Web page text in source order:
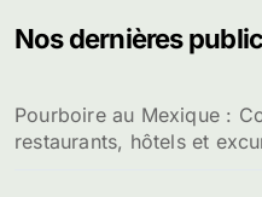
r
e
r
Nos dernières
Pourboire au Mexique :
restaurants, hôtels et